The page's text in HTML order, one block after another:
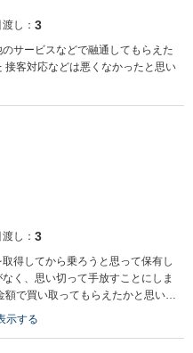
し： 3
サービスなどで融通してもらえた
客対応などは悪くなかったと思い
し： 3
得してから乗ろうと思って保有し
く、思い切って手放すことにしま
で買い取ってもらえたかと思いま
示する